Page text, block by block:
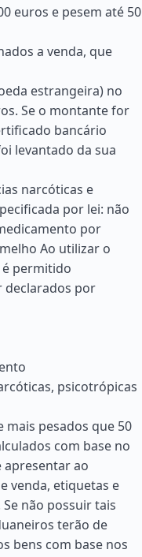
euros e pesem até 50
a venda, que
estrangeira) no
Se o montante for
bancário
levantado da sua
narcóticas e
por lei: não
por
Ao utilizar o
é permitido
declarados por
psicotrópicas
mais pesados que 50
com base no
apresentar ao
venda, etiquetas e
não possuir tais
terão de
bens com base nos